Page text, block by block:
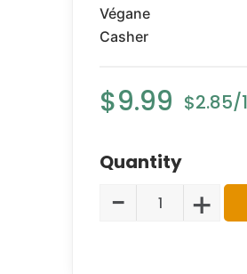
Végane
Casher
$9.99
- +